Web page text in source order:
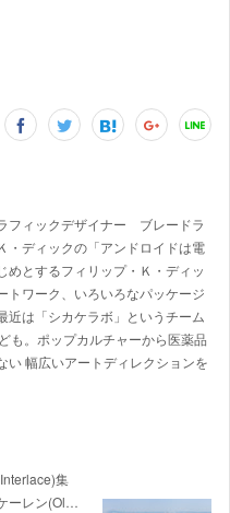
フィックデザイナー ブレードラ
・ディックの「アンドロイドは電
めとするフィリップ・Ｋ・ディッ
トワーク、いろいろなパッケージ
近は「シカケラボ」というチーム
も。ポップカルチャーから医薬品
い 幅広いアートディレクションを
集
ーレン(Ol…